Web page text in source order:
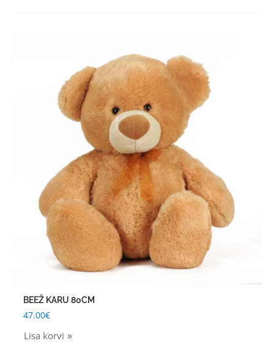
BEEŽ KARU 80CM
47.00€
Lisa korvi